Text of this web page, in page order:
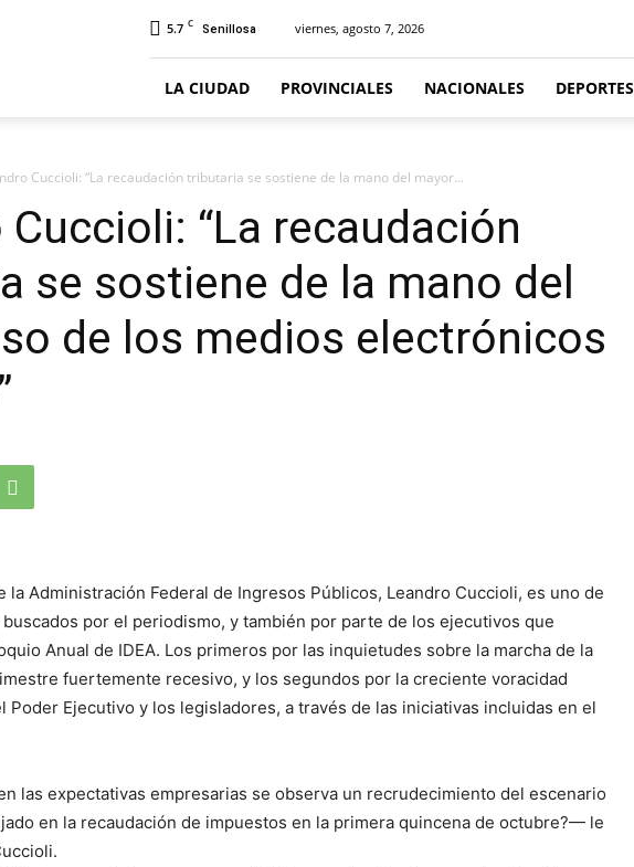
5.7 C Senillosa viernes, agosto 7, 2026
LA CIUDAD PROVINCIALES NACIONALES DEPORTES
Cuccioli: “La recaudación tributaria se sostiene de la mano del mayor...
Cuccioli: “La recaudación
se sostiene de la mano del
de los medios electrónicos
la Administración Federal de Ingresos Públicos, Leandro Cuccioli, es uno de
por el periodismo, y también por parte de los ejecutivos que
Anual de IDEA. Los primeros por las inquietudes sobre la marcha de la
fuertemente recesivo, y los segundos por la creciente voracidad
Poder Ejecutivo y los legisladores, a través de las iniciativas incluidas en el
las expectativas empresarias se observa un recrudecimiento del escenario
en la recaudación de impuestos en la primera quincena de octubre?— le